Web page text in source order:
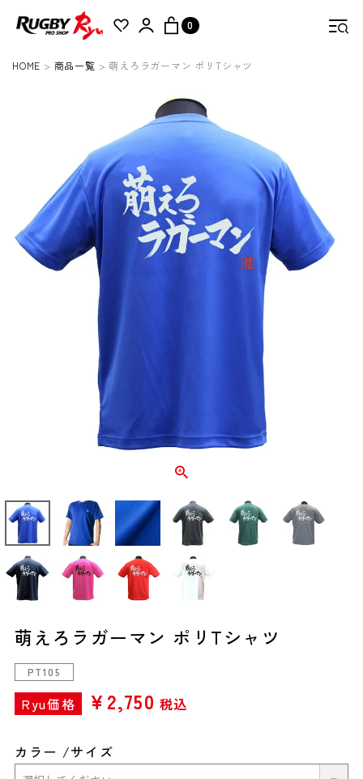
0
HOME 商品一覧 萌えろラガーマン ポリTシャツ
萌えろラガーマン ポリTシャツ
PT105
Ryu価格 ¥2,750 税込
カラー サイズ